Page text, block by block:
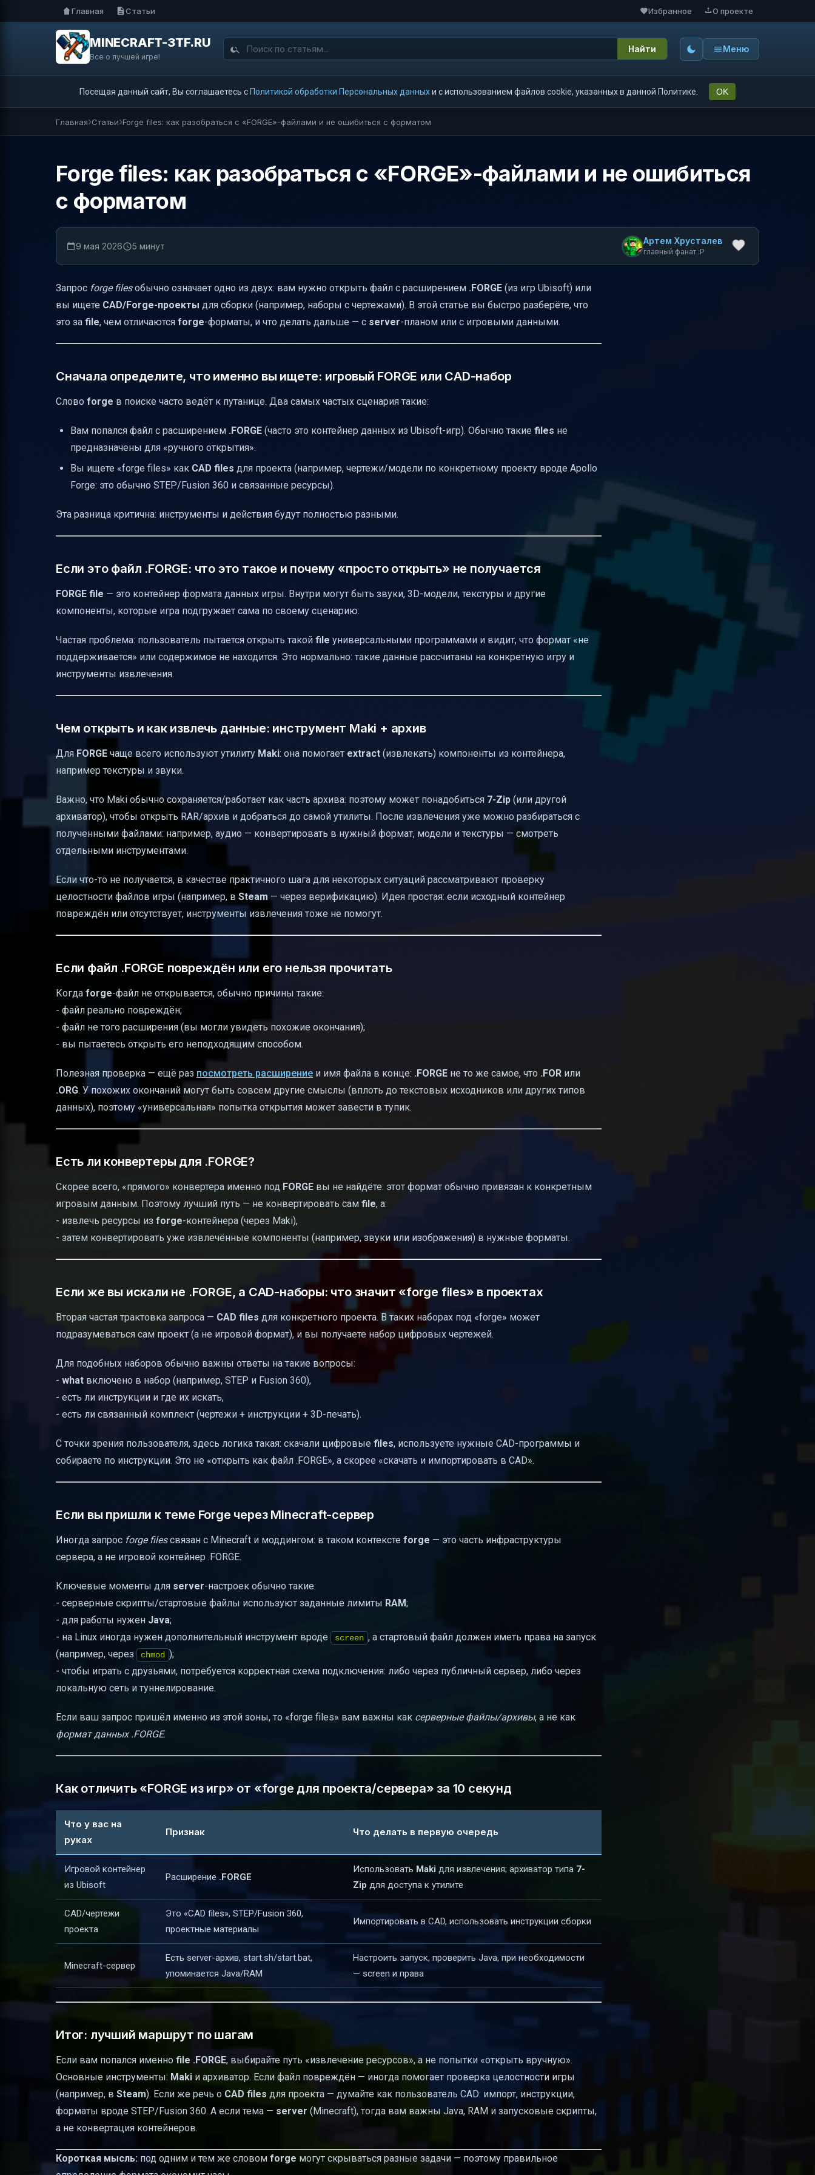
Главная Статьи Избранное О проекте
MINECRAFT-3TF.RU
Все о лучшей игре!
Найти Меню
Посещая данный сайт, Вы соглашаетесь с Политикой обработки Персональных данныхи с использованием файлов cookie, указанных в данной Политике. OK
Главная Статьи Forge files: как разобраться с «FORGE»-файлами и не ошибиться с форматом
Forge files: как разобраться с «FORGE»-файлами и не ошибиться
с форматом
9 мая 2026 5 минут Артем Хрусталев
главный фанат :P
Запрос forge filesобычно означает одно из двух: вам нужно открыть файл с расширением .FORGE (из игр Ubisoft) или
вы ищете CAD/Forge-проекты для сборки (например, наборы с чертежами). В этой статье вы быстро разберёте, что
это за file, чем отличаются forge-форматы, и что делать дальше — с server-планом или с игровыми данными.
Сначала определите, что именно вы ищете: игровый FORGE или CAD-набор
Слово forge в поиске часто ведёт к путанице. Два самых частых сценария такие:
Вам попался файл с расширением .FORGE (часто это контейнер данных из Ubisoft-игр). Обычно такие files не
предназначены для «ручного открытия».
Вы ищете «forge files» как CAD files для проекта (например, чертежи/модели по конкретному проекту вроде Apollo
Forge: это обычно STEP/Fusion 360 и связанные ресурсы).
Эта разница критична: инструменты и действия будут полностью разными.
Если это файл .FORGE: что это такое и почему «просто открыть» не получается
FORGE file — это контейнер формата данных игры. Внутри могут быть звуки, 3D-модели, текстуры и другие
компоненты, которые игра подгружает сама по своему сценарию.
Частая проблема: пользователь пытается открыть такой file универсальными программами и видит, что формат «не
поддерживается» или содержимое не находится. Это нормально: такие данные рассчитаны на конкретную игру и
инструменты извлечения.
Чем открыть и как извлечь данные: инструмент Maki + архив
Для FORGE чаще всего используют утилиту Maki: она помогает extract (извлекать) компоненты из контейнера,
например текстуры и звуки.
Важно, что Maki обычно сохраняется/работает как часть архива: поэтому может понадобиться 7-Zip (или другой
архиватор), чтобы открыть RAR/архив и добраться до самой утилиты. После извлечения уже можно разбираться с
полученными файлами: например, аудио — конвертировать в нужный формат, модели и текстуры — смотреть
отдельными инструментами.
Если что-то не получается, в качестве практичного шага для некоторых ситуаций рассматривают проверку
целостности файлов игры (например, в Steam — через верификацию). Идея простая: если исходный контейнер
повреждён или отсутствует, инструменты извлечения тоже не помогут.
Если файл .FORGE повреждён или его нельзя прочитать
Когда forge-файл не открывается, обычно причины такие:
- файл реально повреждён;
- файл не того расширения (вы могли увидеть похожие окончания);
- вы пытаетесь открыть его неподходящим способом.
Полезная проверка — ещё раз посмотреть расширение и имя файла в конце: .FORGE не то же самое, что .FOR или
.ORG. У похожих окончаний могут быть совсем другие смыслы (вплоть до текстовых исходников или других типов
данных), поэтому «универсальная» попытка открытия может завести в тупик.
Есть ли конвертеры для .FORGE?
Скорее всего, «прямого» конвертера именно под FORGE вы не найдёте: этот формат обычно привязан к конкретным
игровым данным. Поэтому лучший путь — не конвертировать сам file, а:
- извлечь ресурсы из forge-контейнера (через Maki),
- затем конвертировать уже извлечённые компоненты (например, звуки или изображения) в нужные форматы.
Если же вы искали не .FORGE, а CAD-наборы: что значит «forge files» в проектах
Вторая частая трактовка запроса — CAD files для конкретного проекта. В таких наборах под «forge» может
подразумеваться сам проект (а не игровой формат), и вы получаете набор цифровых чертежей.
Для подобных наборов обычно важны ответы на такие вопросы:
- what включено в набор (например, STEP и Fusion 360),
- есть ли инструкции и где их искать,
- есть ли связанный комплект (чертежи + инструкции + 3D-печать).
С точки зрения пользователя, здесь логика такая: скачали цифровые files, используете нужные CAD-программы и
собираете по инструкции. Это не «открыть как файл .FORGE», а скорее «скачать и импортировать в CAD».
Если вы пришли к теме Forge через Minecraft-сервер
Иногда запрос forge filesсвязан с Minecraft и моддингом: в таком контексте forge — это часть инфраструктуры
сервера, а не игровой контейнер .FORGE.
Ключевые моменты для server-настроек обычно такие:
- серверные скрипты/стартовые файлы используют заданные лимиты RAM;
- для работы нужен Java;
- на Linux иногда нужен дополнительный инструмент вроде
screen , а стартовый файл должен иметь права на запуск
(например, через
chmod );
- чтобы играть с друзьями, потребуется корректная схема подключения: либо через публичный сервер, либо через
локальную сеть и туннелирование.
Если ваш запрос пришёл именно из этой зоны, то «forge files» вам важны как серверные файлы/архивы, а не как
формат данных .FORGE.
Как отличить «FORGE из игр» от «forge для проекта/сервера» за 10 секунд
Что у вас на
руках
Признак Что делать в первую очередь
Игровой контейнер
из Ubisoft
Расширение .FORGE
Использовать Maki для извлечения; архиватор типа 7-
Zip для доступа к утилите
CAD/чертежи
проекта
Это «CAD files», STEP/Fusion 360,
проектные материалы
Импортировать в CAD, использовать инструкции сборки
Minecraft-сервер
Есть server-архив, start.sh/start.bat,
упоминается Java/RAM
Настроить запуск, проверить Java, при необходимости
— screen и права
Итог: лучший маршрут по шагам
Если вам попался именно file .FORGE, выбирайте путь «извлечение ресурсов», а не попытки «открыть вручную».
Основные инструменты: Maki и архиватор. Если файл повреждён — иногда помогает проверка целостности игры
(например, в Steam). Если же речь о CAD files для проекта — думайте как пользователь CAD: импорт, инструкции,
форматы вроде STEP/Fusion 360. А если тема — server (Minecraft), тогда вам важны Java, RAM и запусковые скрипты,
а не конвертация контейнеров.
Короткая мысль: под одним и тем же словом forge могут скрываться разные задачи — поэтому правильное